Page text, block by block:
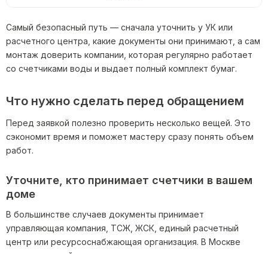
Самый безопасный путь — сначала уточнить у УК или
расчетного центра, какие документы они принимают, а сам
монтаж доверить компании, которая регулярно работает
со счетчиками воды и выдает полный комплект бумаг.
Что нужно сделать перед обращением
Перед заявкой полезно проверить несколько вещей. Это
сэкономит время и поможет мастеру сразу понять объем
работ.
Уточните, кто принимает счетчики в вашем
доме
В большинстве случаев документы принимает
управляющая компания, ТСЖ, ЖСК, единый расчетный
центр или ресурсоснабжающая организация. В Москве